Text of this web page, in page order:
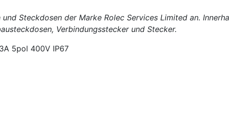
Steckdosen der Marke Rolec Services Limited an.
Verbindungsstecker und Stecker.
5pol 400V IP67